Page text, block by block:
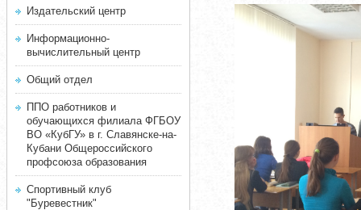
Издательский центр
Информационно-
вычислительный центр
Общий отдел
ППО работников и
обучающихся филиала ФГБОУ
ВО «КубГУ» в г. Славянске-на-
Кубани Общероссийского
профсоюза образования
Спортивный клуб
"Буревестник"